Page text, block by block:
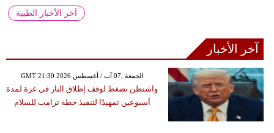
آخر الأخبار الطبية
آخر الأخبار
GMT 21:30 2026 الجمعة ,07 آب / أغسطس
واشنطن تضغط لوقف إطلاق النار في غزة لمدة
أسبوعين تمهيدًا لتنفيذ خطة ترامب للسلام